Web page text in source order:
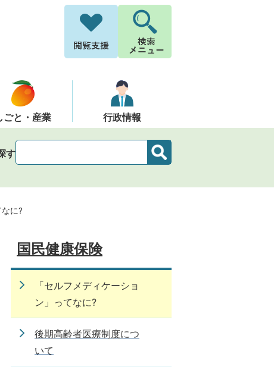
ごと・産業 行政情報
す
なに?
国民健康保険
「セルフメディケーショ
ン」ってなに?
後期高齢者医療制度につ
いて